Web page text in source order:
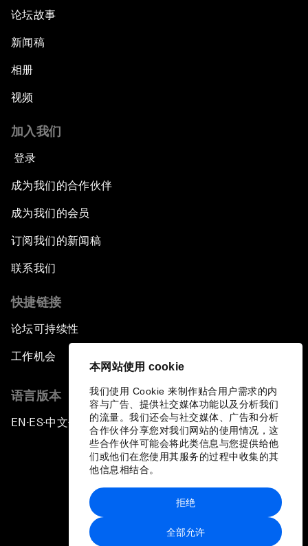
本网站使用 cookie
我们使用 Cookie 来制作贴合用户需求的内
容与广告、提供社交媒体功能以及分析我们
的流量。我们还会与社交媒体、广告和分析
合作伙伴分享您对我们网站的使用情况，这
些合作伙伴可能会将此类信息与您提供给他
们或他们在您使用其服务的过程中收集的其
他信息相结合。
全部允许
拒绝
论坛故事
新闻稿
相册
视频
加入我们
登录
成为我们的合作伙伴
成为我们的会员
订阅我们的新闻稿
联系我们
快捷链接
论坛可持续性
工作机会
语言版本
EN ▪ES▪中文▪ 日本語
站点地图